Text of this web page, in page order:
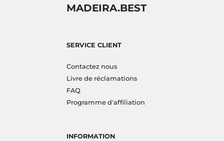
MADEIRA.BEST
SERVICE CLIENT
Contactez nous
Livre de réclamations
FAQ
Programme d'affiliation
INFORMATION